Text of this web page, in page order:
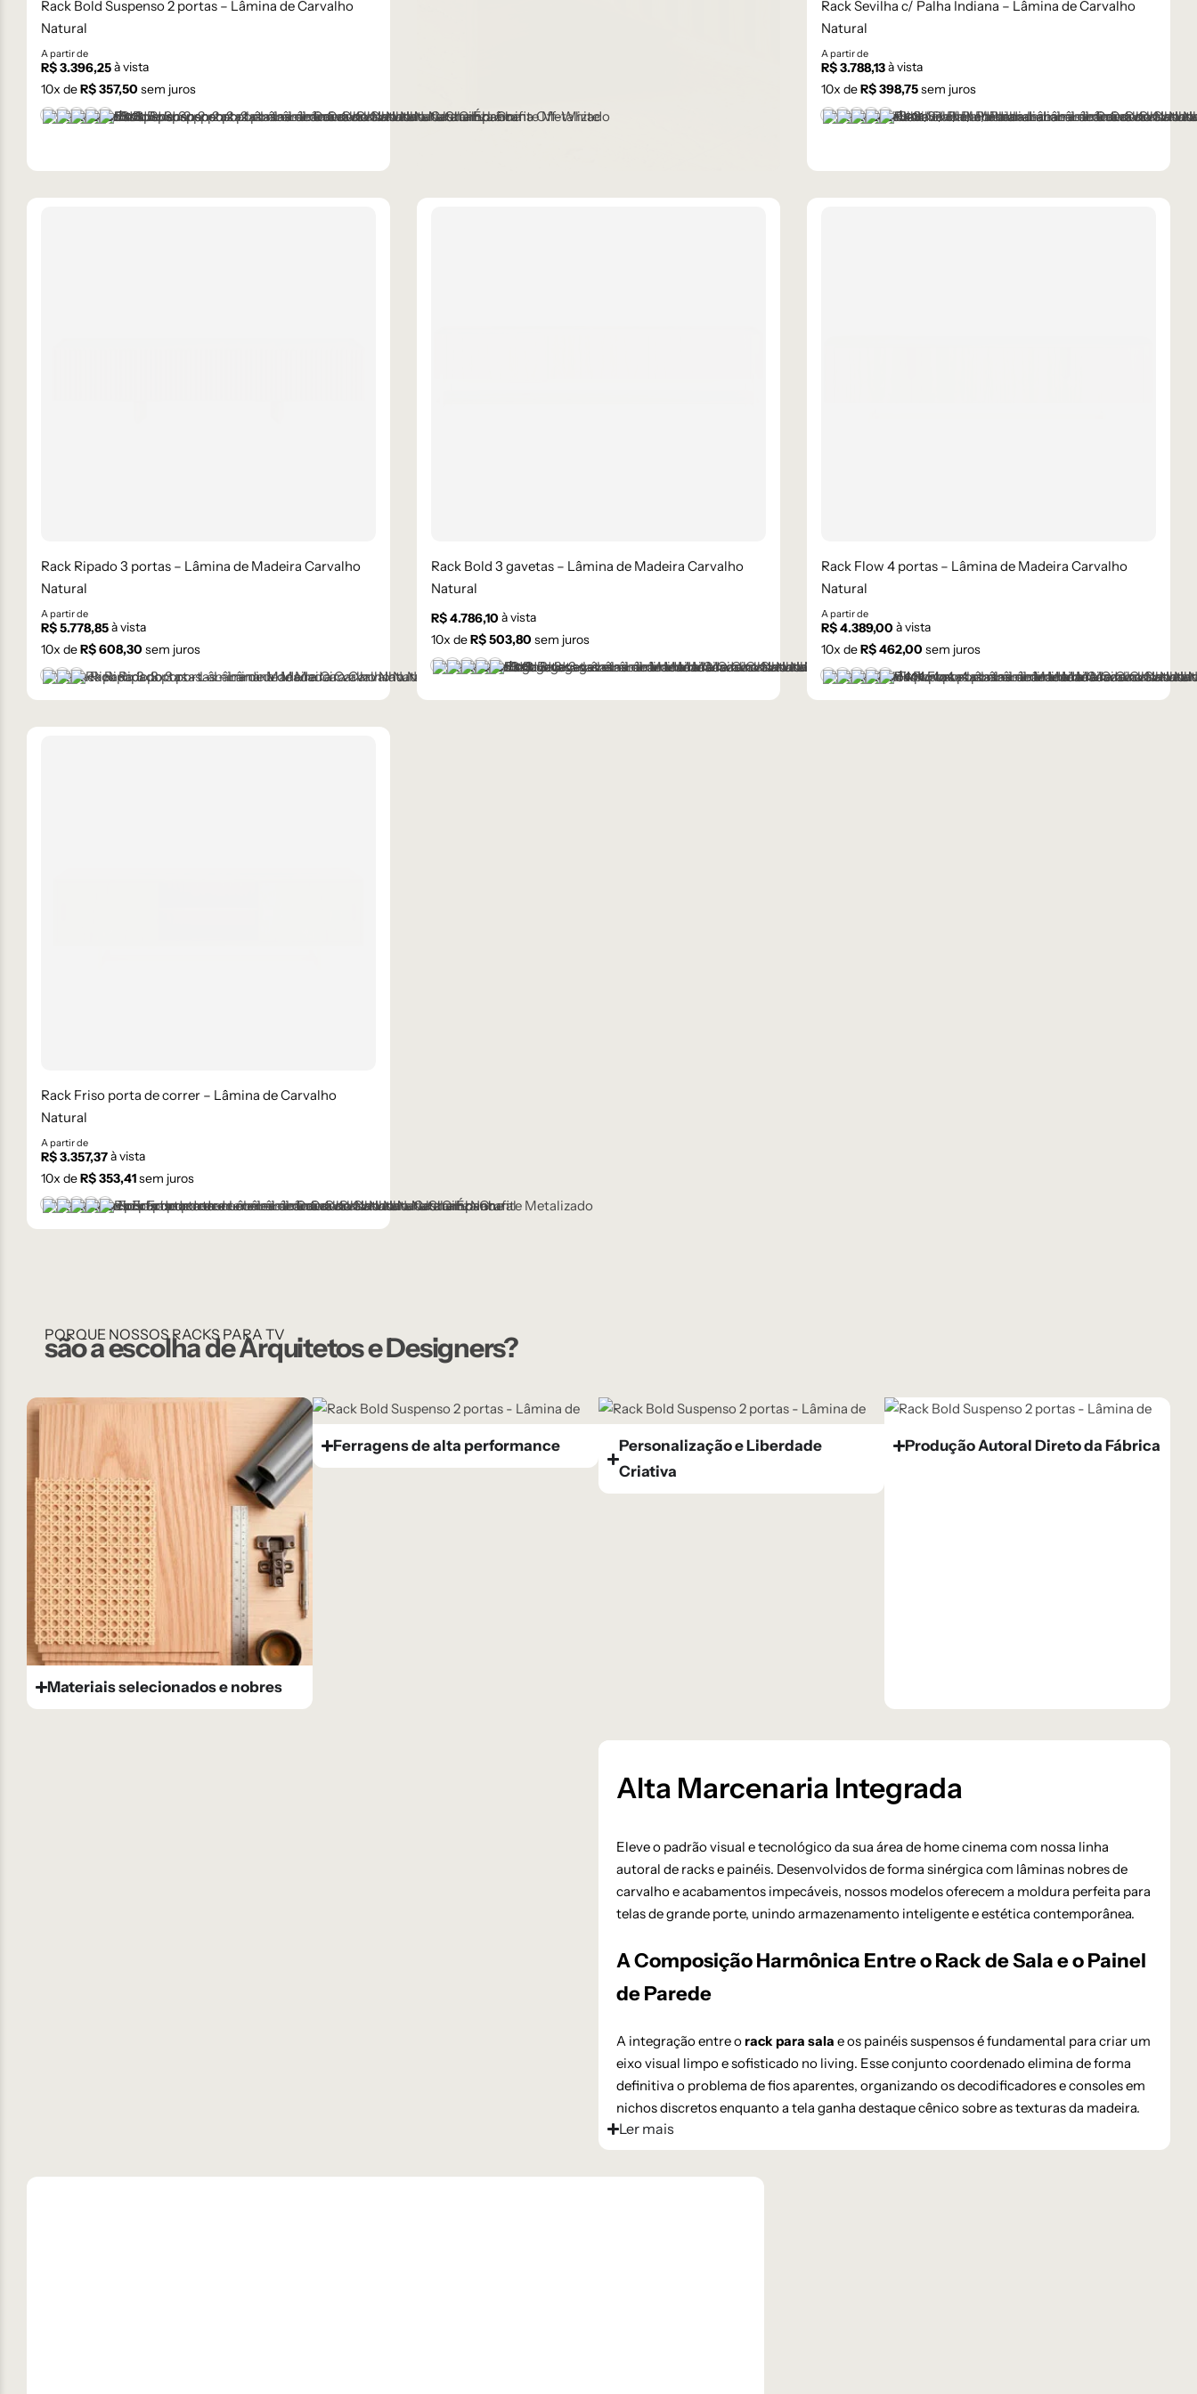
Rack Bold Suspenso 2 portas – Lâmina de Carvalho
Natural
A partir de
R$3.396,25à vista
10x deR$357,50 sem juros
Castanho
Champanhe
Cinza Grafite Metalizado
Ébano
Lâmina Off-White
+1 cor
Rack Sevilha c/ Palha Indiana – Lâmina de Carvalho
Natural
A partir de
R$3.788,13à vista
10x deR$398,75sem juros
Castanho
Champanhe
Cinza Grafite Metalizado
Ébano
Lâmina Off-White
+1 cor
Rack Ripado 3 portas – Lâmina de Madeira Carvalho
Natural
A partir de
R$5.778,85à vista
10x deR$608,30 sem juros
Castanho
Ébano
Natural
Rack Bold 3 gavetas – Lâmina de Madeira Carvalho
Natural
R$4.786,10 à vista
10x deR$503,80 sem juros
Castanho
Champanhe
Cinza Grafite Metalizado
Ébano
Lâmina Off-White
+1 cor
Rack Flow 4 portas – Lâmina de Madeira Carvalho
Natural
A partir de
R$4.389,00 à vista
10x deR$462,00 sem juros
Castanho
Champanhe
Cinza Grafite Metalizado
Ébano
Lâmina Off-White
+1 cor
Rack Friso porta de correr – Lâmina de Carvalho
Natural
A partir de
R$3.357,37à vista
10x deR$353,41sem juros
Castanho
Champanhe
Cinza Grafite Metalizado
Ébano
Natural
PORQUE NOSSOS RACKS PARA TV
são a escolha de Arquitetos e Designers?
Materiais selecionados e nobres
Ferragens de alta performance
Personalização e Liberdade
Criativa
Produção Autoral Direto da Fábrica
Alta Marcenaria Integrada
Eleve o padrão visual e tecnológico da sua área de home cinema com nossa linha
autoral de racks e painéis. Desenvolvidos de forma sinérgica com lâminas nobres de
carvalho e acabamentos impecáveis, nossos modelos oferecem a moldura perfeita para
telas de grande porte, unindo armazenamento inteligente e estética contemporânea.
A Composição Harmônica Entre o Rack de Sala e o Painel
de Parede
A integração entre orack para sala e os painéis suspensos é fundamental para criar um
eixo visual limpo e sofisticado no living. Esse conjunto coordenado elimina de forma
definitiva o problema de fios aparentes, organizando os decodificadores e consoles em
nichos discretos enquanto a tela ganha destaque cênico sobre as texturas da madeira.
Ler mais